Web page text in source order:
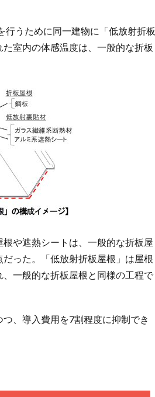
うために同一建物に「低放射折板
室内の体感温度は、一般的な折板
や遮熱シートは、一般的な折板屋
った。「低放射折板屋根」は屋根
一般的な折板屋根と同様の工程で
、導入費用を7割程度に抑制でき